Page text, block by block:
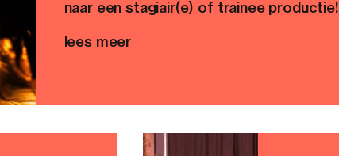
naar een stagiair(e) of trainee productie!
lees meer